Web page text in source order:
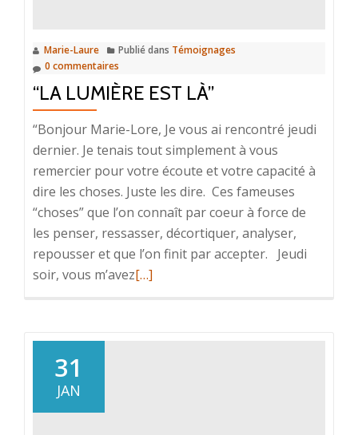
Marie-Laure Publié dans Témoignages
0 commentaires
“LA LUMIÈRE EST LÀ”
“Bonjour Marie-Lore, Je vous ai rencontré jeudi
dernier. Je tenais tout simplement à vous
remercier pour votre écoute et votre capacité à
dire les choses. Juste les dire. Ces fameuses
“choses” que l’on connaît par coeur à force de
les penser, ressasser, décortiquer, analyser,
repousser et que l’on finit par accepter. Jeudi
soir, vous m’avezEn
[…]
31
JAN